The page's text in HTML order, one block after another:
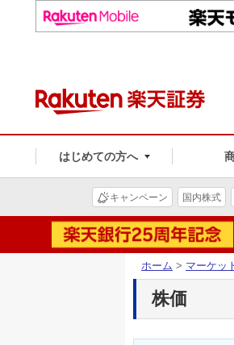
はじめての方へ
キャンペーン 国内株式
ホーム > マーケッ
株価